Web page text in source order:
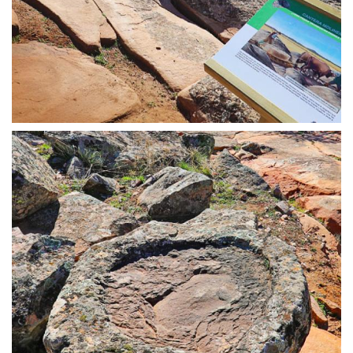
TRANSPORTE DE LAS PIEDRAS | PIÉDROLA